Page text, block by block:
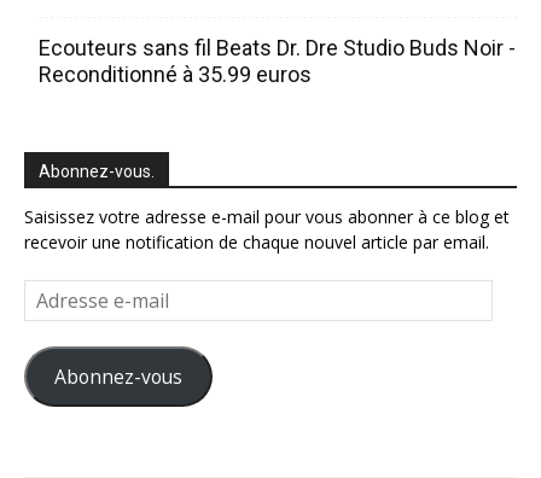
Ecouteurs sans fil Beats Dr. Dre Studio Buds Noir -
Reconditionné à 35.99 euros
Abonnez-vous.
Saisissez votre adresse e-mail pour vous abonner à ce blog et
recevoir une notification de chaque nouvel article par email.
Adresse
e-
mail
Abonnez-vous